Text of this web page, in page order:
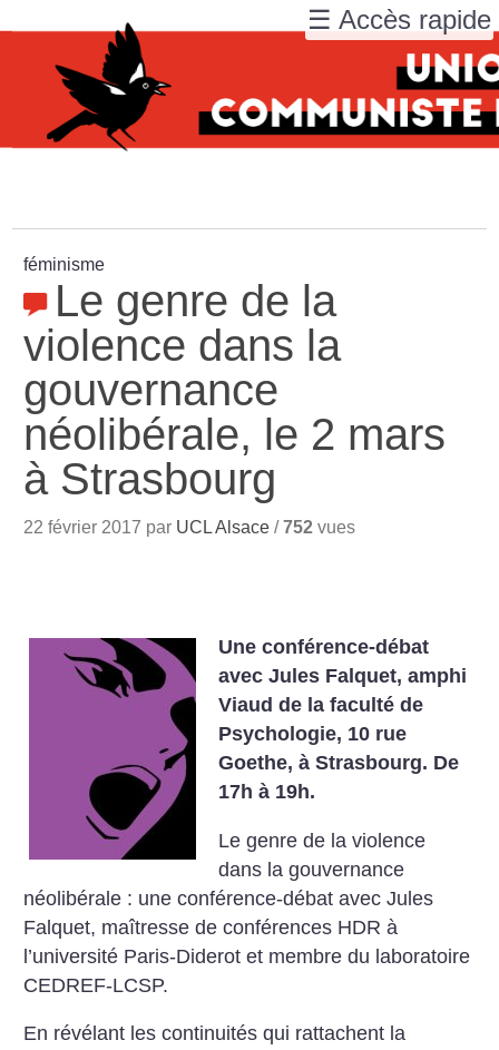
féminisme
Le genre de la
violence dans la
gouvernance
néolibérale, le 2 mars
à Strasbourg
22 février 2017 par UCL Alsace /752 vues
Une conférence-débat
avec Jules Falquet, amphi
Viaud de la faculté de
Psychologie, 10 rue
Goethe, à Strasbourg. De
17h à 19h.
Le genre de la violence
dans la gouvernance
néolibérale : une conférence-débat avec Jules
Falquet, maîtresse de conférences HDR à
l’université Paris-Diderot et membre du laboratoire
CEDREF-LCSP.
En révélant les continuités qui rattachent la
☰ Accès rapide